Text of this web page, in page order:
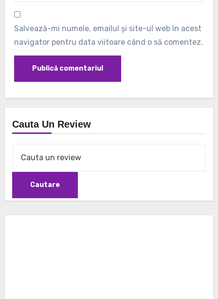
Salvează-mi numele, emailul și site-ul web în acest
navigator pentru data viitoare când o să comentez.
Cauta Un Review